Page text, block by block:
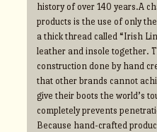
history of over 140 years.A
products is the use of only
a thick thread called “Irish
leather and insole together.
construction done by hand
that other brands cannot
give their boots the world’s
completely prevents
Because hand-crafted